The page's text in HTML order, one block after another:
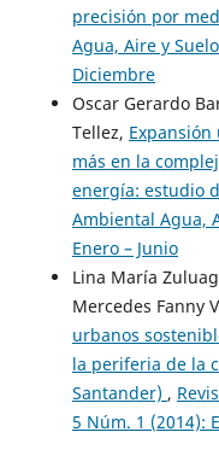
precisión por
Agua, Aire y
Diciembre
Oscar Gerardo
Tellez,
más en la
energía: estudio
Ambiental Agua,
Enero – Junio
Lina María
Mercedes Fanny
urbanos
la periferia de la
Santander) ,
5 Núm. 1 (2014):